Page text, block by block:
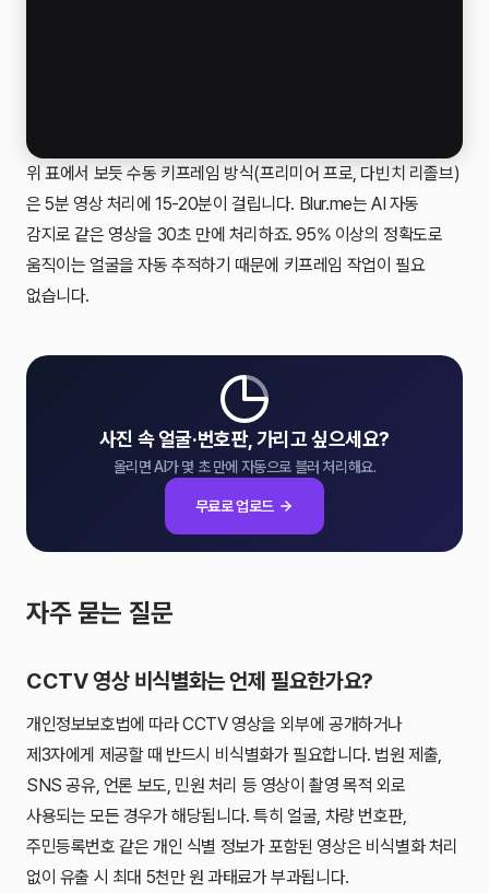
위 표에서 보듯 수동 키프레임 방식(프리미어 프로, 다빈치 리졸브)
은 5분 영상 처리에 15-20분이 걸립니다. Blur.me는 AI 자동
감지로 같은 영상을 30초 만에 처리하죠. 95% 이상의 정확도로
움직이는 얼굴을 자동 추적하기 때문에 키프레임 작업이 필요
없습니다.
사진 속 얼굴·번호판, 가리고 싶으세요?
올리면 AI가 몇 초 만에 자동으로 블러 처리해요.
무료로 업로드
자주 묻는 질문
CCTV 영상 비식별화는 언제 필요한가요?
개인정보보호법에 따라 CCTV 영상을 외부에 공개하거나
제3자에게 제공할 때 반드시 비식별화가 필요합니다. 법원 제출,
SNS 공유, 언론 보도, 민원 처리 등 영상이 촬영 목적 외로
사용되는 모든 경우가 해당됩니다. 특히 얼굴, 차량 번호판,
주민등록번호 같은 개인 식별 정보가 포함된 영상은 비식별화 처리
없이 유출 시 최대 5천만 원 과태료가 부과됩니다.